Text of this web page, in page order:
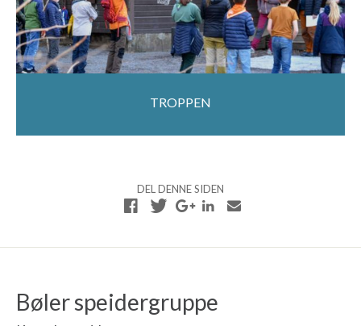
TROPPEN
DEL DENNE SIDEN
Bøler speidergruppe